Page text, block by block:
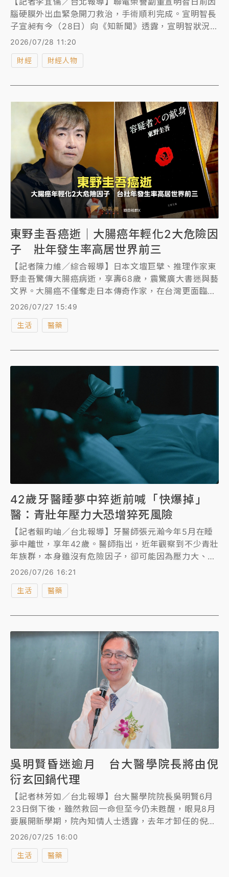
腦硬膜外出血緊急開刀救治，手術順利完成。宣明智長
子宣昶有今（28日）向《知新聞》透露，宣明智狀況持
續好轉，預計本周就可以拿掉呼吸器。
2026/07/28 11:20
財經 財經人物
東野圭吾癌逝｜大腸癌年輕化2大危險因
子 壯年發生率高居世界前三
【記者陳力維／綜合報導】日本文壇巨擘、推理作家東
野圭吾驚傳大腸癌病逝，享壽68歲，震驚廣大書迷與藝
文界。大腸癌不僅奪走日本傳奇作家，在台灣更面臨嚴
峻的「年輕化」危機，40至49歲的發生率高居全球前
三名。
2026/07/27 15:49
生活 醫藥
42歲牙醫睡夢中猝逝前喊「快爆掉」
醫：青壯年壓力大恐增猝死風險
【記者賴昀岫／台北報導】牙醫師張元瀚今年5月在睡
夢中離世，享年42歲。醫師指出，近年觀察到不少青壯
年族群，本身雖沒有危險因子，卻可能因為壓力大、睡
眠不足等原因引發心肌梗塞，建議除定期健檢審視心血
早找出潛在風險。
2026/07/26 16:21
生活 醫藥
吳明賢昏迷逾月 台大醫學院長將由倪
衍玄回鍋代理
【記者林芳如／台北報導】台大醫學院院長吳明賢6月
23日倒下後，雖然救回一命但至今仍未甦醒，眼見8月
要展開新學期，院內知情人士透露，去年才卸任的倪衍
玄將回鍋代理台大醫學院院長，人事派令已經下來，自
7月27日起代理，過幾天就會正式對外公告。
2026/07/25 16:00
生活 醫藥